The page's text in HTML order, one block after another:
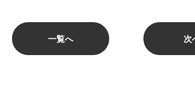
一覧へ 次